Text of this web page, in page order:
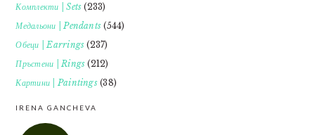
Комплекти | Sets (233)
Медальони | Pendants (544)
Обеци | Earrings (237)
Пръстени | Rings (212)
Картини | Paintings(38)
IRENA GANCHEVA